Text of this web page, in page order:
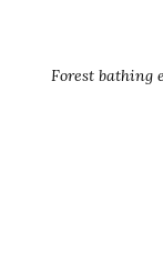
Forest bathing